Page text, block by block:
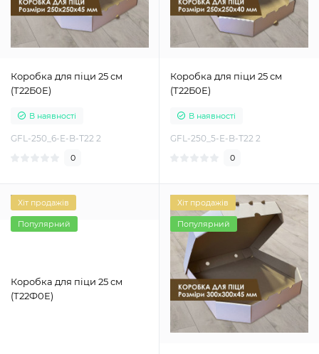
Коробка для піци 25 см
(Т22Б0Е)
В наявності
GFL-250_6-E-B-T22 2
0
Коробка для піци 25 см
(Т22Б0Е)
В наявності
GFL-250_5-E-B-T22 2
0
Хіт продажів
Популярний
Коробка для піци 25 см
(Т22Ф0Е)
Хіт продажів
Популярний